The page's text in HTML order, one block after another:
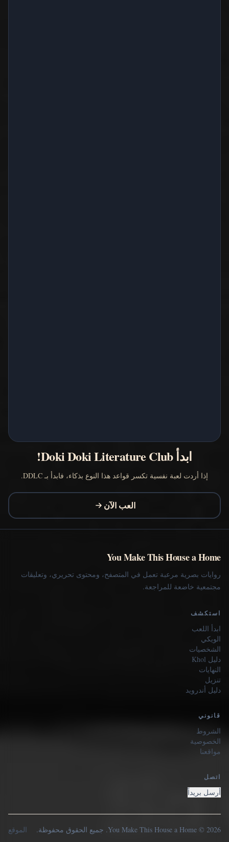
ابدأ Doki Doki Literature Club!
إذا أردت لعبة نفسية تكسر قواعد هذا النوع بذكاء، فابدأ بـ DDLC.
العب الآن
You Make This House a Home
روايات بصرية مرعبة تعمل في المتصفح، ومحتوى تحريري، وتعليقات
مجتمعية خاضعة للمراجعة.
استكشف
ابدأ اللعب
الويكي
الشخصيات
دليل Khol
النهايات
تنزيل
دليل أندرويد
قانوني
الشروط
الخصوصية
مواقعنا
اتصل
أرسل بريداً
2026 © You Make This House a Home. جميع الحقوق محفوظة. الموقع